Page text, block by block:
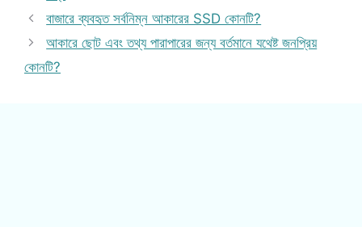
বাজারে ব্যবহৃত সর্বনিম্ন আকারের SSD কোনটি?
আকারে ছোট এবং তথ্য পারাপারের জন্য বর্তমানে যথেষ্ট জনপ্রিয়
কোনটি?